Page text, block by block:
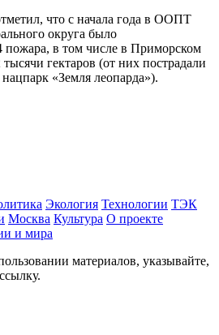
что с начала года в ООПТ
округа было
пожара, в том числе в Приморском
гектаров (от них пострадали
«Земля леопарда»).
Экология Технологии ТЭК
Москва Культура О проекте
и мира
материалов, указывайте,